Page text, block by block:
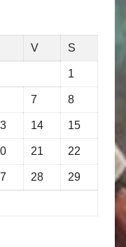
V S
1
7 8
14 15
21 22
28 29